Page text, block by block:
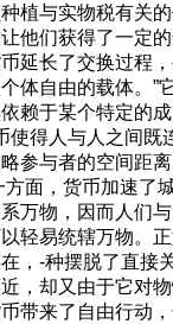
植与实物税有关
他们获得了一定
延长了交换过程
体自由的载体。”
赖于某个特定的
使得人与人之间既
参与者的空间距
方面，货币加速了
万物，因而人们
轻易统辖万物。
，-种摆脱了直接
，却又由于它对
带来了自由行动